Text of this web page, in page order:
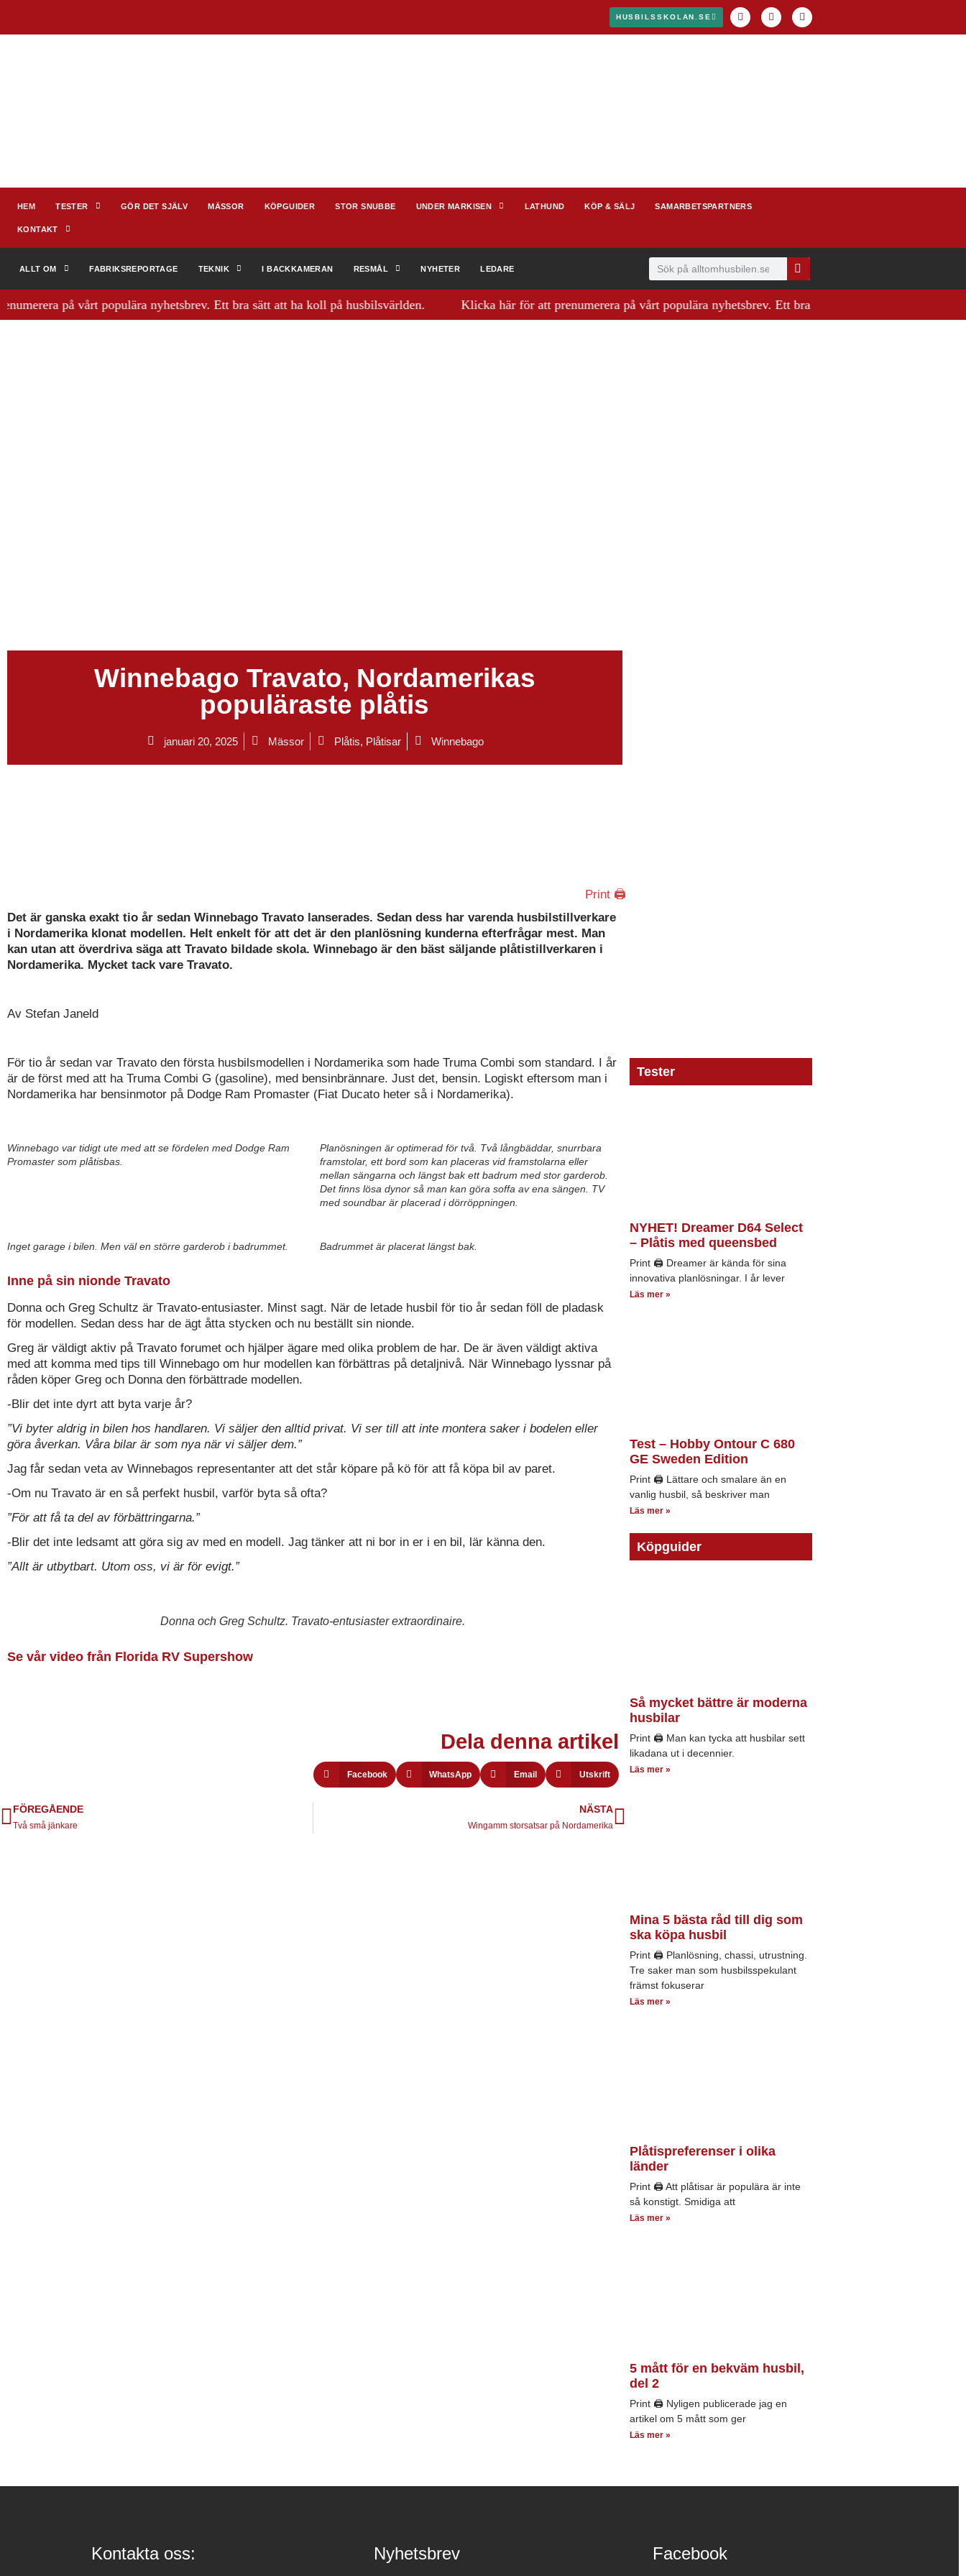
HUSBILSSKOLAN.SE
HEM TESTER GÖR DET SJÄLV MÄSSOR KÖPGUIDER STOR SNUBBE UNDER MARKISEN LATHUND KÖP & SÄLJ SAMARBETSPARTNERS
KONTAKT
ALLT OM FABRIKSREPORTAGE TEKNIK I BACKKAMERAN RESMÅL NYHETER LEDARE
på vårt populära nyhetsbrev. Ett bra sätt att ha koll på husbilsvärlden. Klicka här för att prenumerera på vårt populära nyhetsbrev. Ett bra sätt att ha koll på husbilsvärlden.
Winnebago Travato, Nordamerikas
populäraste plåtis
januari 20, 2025 Mässor Plåtis, Plåtisar Winnebago
Print 🖨
Det är ganska exakt tio år sedan Winnebago Travato lanserades. Sedan dess har varenda husbilstillverkare
i Nordamerika klonat modellen. Helt enkelt för att det är den planlösning kunderna efterfrågar mest. Man
kan utan att överdriva säga att Travato bildade skola. Winnebago är den bäst säljande plåtistillverkaren i
Nordamerika. Mycket tack vare Travato.
Av Stefan Janeld
För tio år sedan var Travato den första husbilsmodellen i Nordamerika som hade Truma Combi som standard. I år
är de först med att ha Truma Combi G (gasoline), med bensinbrännare. Just det, bensin. Logiskt eftersom man i
Nordamerika har bensinmotor på Dodge Ram Promaster (Fiat Ducato heter så i Nordamerika).
Winnebago var tidigt ute med att se fördelen med Dodge Ram
Promaster som plåtisbas.
Planösningen är optimerad för två. Två långbäddar, snurrbara
framstolar, ett bord som kan placeras vid framstolarna eller
mellan sängarna och längst bak ett badrum med stor garderob.
Det finns lösa dynor så man kan göra soffa av ena sängen. TV
med soundbar är placerad i dörröppningen.
Inget garage i bilen. Men väl en större garderob i badrummet. Badrummet är placerat längst bak.
Inne på sin nionde Travato
Donna och Greg Schultz är Travato-entusiaster. Minst sagt. När de letade husbil för tio år sedan föll de pladask
för modellen. Sedan dess har de ägt åtta stycken och nu beställt sin nionde.
Greg är väldigt aktiv på Travato forumet och hjälper ägare med olika problem de har. De är även väldigt aktiva
med att komma med tips till Winnebago om hur modellen kan förbättras på detaljnivå. När Winnebago lyssnar på
råden köper Greg och Donna den förbättrade modellen.
-Blir det inte dyrt att byta varje år?
”Vi byter aldrig in bilen hos handlaren. Vi säljer den alltid privat. Vi ser till att inte montera saker i bodelen eller
göra åverkan. Våra bilar är som nya när vi säljer dem.”
Jag får sedan veta av Winnebagos representanter att det står köpare på kö för att få köpa bil av paret.
-Om nu Travato är en så perfekt husbil, varför byta så ofta?
”För att få ta del av förbättringarna.”
-Blir det inte ledsamt att göra sig av med en modell. Jag tänker att ni bor in er i en bil, lär känna den.
”Allt är utbytbart. Utom oss, vi är för evigt.”
Donna och Greg Schultz. Travato-entusiaster extraordinaire.
Se vår video från Florida RV Supershow
Dela denna artikel
Facebook WhatsApp Email Utskrift
FÖREGÅENDE
Två små jänkare
NÄSTA
Wingamm storsatsar på Nordamerika
Tester
NYHET! Dreamer D64 Select
– Plåtis med queensbed
Print 🖨 Dreamer är kända för sina
innovativa planlösningar. I år lever
Läs mer »
Test – Hobby Ontour C 680
GE Sweden Edition
Print 🖨 Lättare och smalare än en
vanlig husbil, så beskriver man
Läs mer »
Köpguider
Så mycket bättre är moderna
husbilar
Print 🖨 Man kan tycka att husbilar sett
likadana ut i decennier.
Läs mer »
Mina 5 bästa råd till dig som
ska köpa husbil
Print 🖨 Planlösning, chassi, utrustning.
Tre saker man som husbilsspekulant
främst fokuserar
Läs mer »
Plåtispreferenser i olika
länder
Print 🖨 Att plåtisar är populära är inte
så konstigt. Smidiga att
Läs mer »
5 mått för en bekväm husbil,
del 2
Print 🖨 Nyligen publicerade jag en
artikel om 5 mått som ger
Läs mer »
Kontakta oss: Nyhetsbrev Facebook